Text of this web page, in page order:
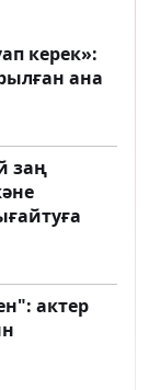
керек»:
ана
заң
актер